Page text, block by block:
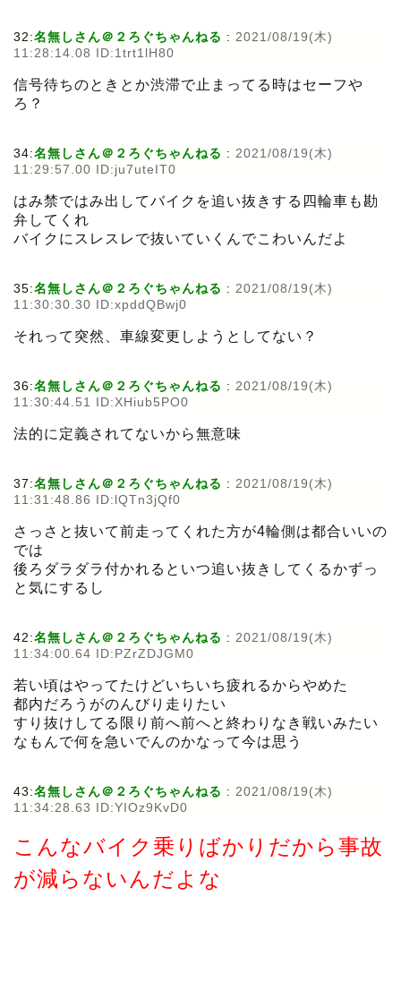
32:名無しさん＠２ろぐちゃんねる : 2021/08/19(木)
11:28:14.08 ID:1trt1lH80
信号待ちのときとか渋滞で止まってる時はセーフや
ろ？
34:名無しさん＠２ろぐちゃんねる : 2021/08/19(木)
11:29:57.00 ID:ju7uteIT0
はみ禁ではみ出してバイクを追い抜きする四輪車も勘
弁してくれ
バイクにスレスレで抜いていくんでこわいんだよ
35:名無しさん＠２ろぐちゃんねる : 2021/08/19(木)
11:30:30.30 ID:xpddQBwj0
それって突然、車線変更しようとしてない？
36:名無しさん＠２ろぐちゃんねる : 2021/08/19(木)
11:30:44.51 ID:XHiub5PO0
法的に定義されてないから無意味
37:名無しさん＠２ろぐちゃんねる : 2021/08/19(木)
11:31:48.86 ID:lQTn3jQf0
さっさと抜いて前走ってくれた方が4輪側は都合いいの
では
後ろダラダラ付かれるといつ追い抜きしてくるかずっ
と気にするし
42:名無しさん＠２ろぐちゃんねる : 2021/08/19(木)
11:34:00.64 ID:PZrZDJGM0
若い頃はやってたけどいちいち疲れるからやめた
都内だろうがのんびり走りたい
すり抜けしてる限り前へ前へと終わりなき戦いみたい
なもんで何を急いでんのかなって今は思う
43:名無しさん＠２ろぐちゃんねる : 2021/08/19(木)
11:34:28.63 ID:YIOz9KvD0
こんなバイク乗りばかりだから事故
が減らないんだよな